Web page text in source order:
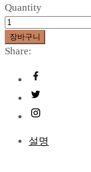
Quantity
장바구니
Share:
설명